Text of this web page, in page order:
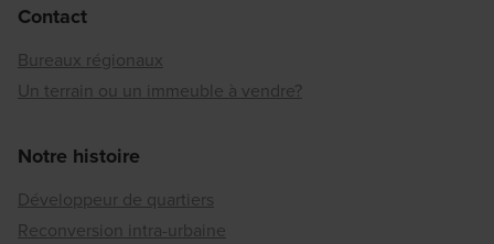
Contact
Bureaux régionaux
Un terrain ou un immeuble à vendre?
Notre histoire
Développeur de quartiers
Reconversion intra-urbaine